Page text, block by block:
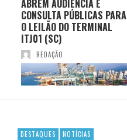
ABREM AUDIÊNCIA E
CONSULTA PÚBLICAS PARA
O LEILÃO DO TERMINAL
ITJ01 (SC)
REDAÇÃO
DESTAQUES NOTÍCIAS